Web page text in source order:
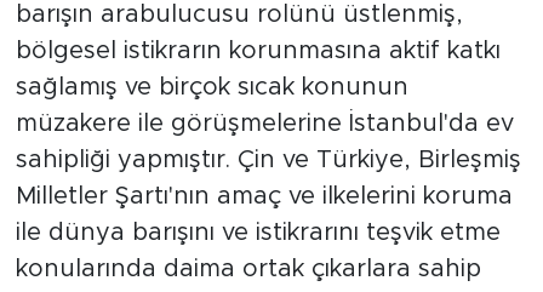
barışın arabulucusu rolünü üstlenmiş,
bölgesel istikrarın korunmasına aktif katkı
sağlamış ve birçok sıcak konunun
müzakere ile görüşmelerine İstanbul'da ev
sahipliği yapmıştır. Çin ve Türkiye, Birleşmiş
Milletler Şartı'nın amaç ve ilkelerini koruma
ile dünya barışını ve istikrarını teşvik etme
konularında daima ortak çıkarlara sahip